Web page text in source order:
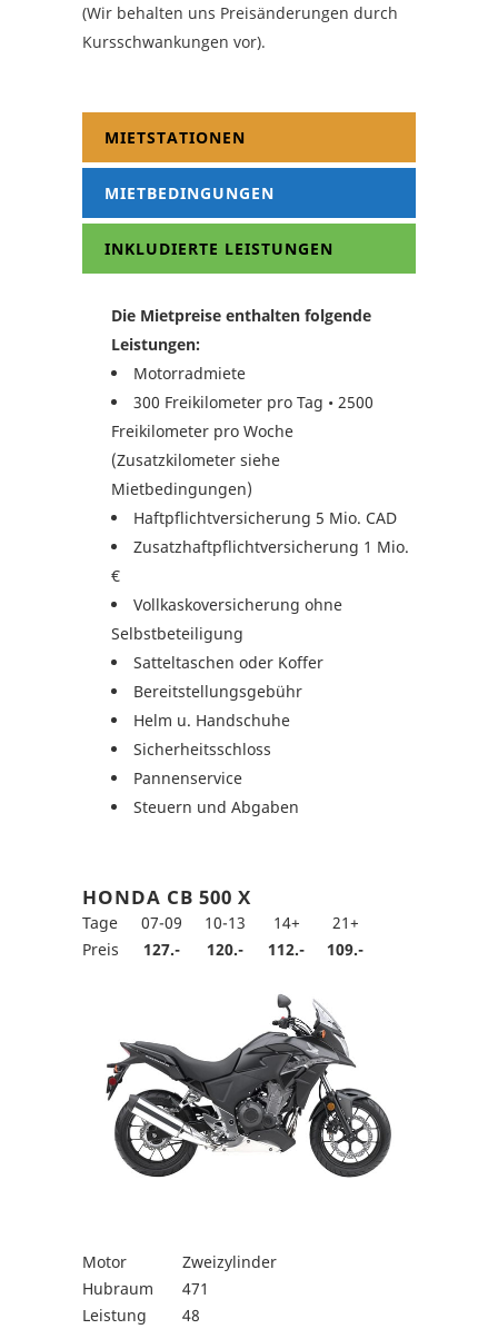
(Wir behalten uns Preisänderungen durch
Kursschwankungen vor).
MIETSTATIONEN
MIETBEDINGUNGEN
INKLUDIERTE LEISTUNGEN
Die Mietpreise enthalten folgende
Leistungen:
Motorradmiete
300 Freikilometer pro Tag • 2500
Freikilometer pro Woche
(Zusatzkilometer siehe
Mietbedingungen)
Haftpflichtversicherung 5 Mio. CAD
Zusatzhaftpflichtversicherung 1 Mio.
€
Vollkaskoversicherung ohne
Selbstbeteiligung
Satteltaschen oder Koffer
Bereitstellungsgebühr
Helm u. Handschuhe
Sicherheitsschloss
Pannenservice
Steuern und Abgaben
HONDA CB 500 X
Tage 07-09 10-13 14+
21+
Preis
127.- 120.- 112.- 109.-
Motor
Zweizylinder
Hubraum
471
Leistung
48